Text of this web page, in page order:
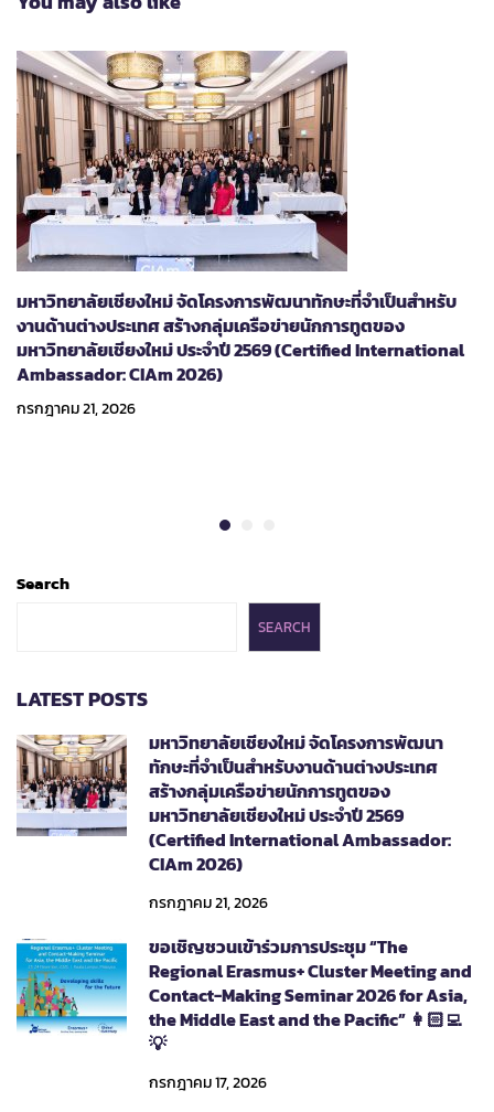
มหาวิทยาลัยเชียงใหม่ จัดโครงการพัฒนาทักษะที่จำเป็นสำหรับ
งานด้านต่างประเทศ สร้างกลุ่มเครือข่ายนักการทูตของ
มหาวิทยาลัยเชียงใหม่ ประจำปี 2569 (Certified International
Ambassador: CIAm 2026)
กรกฎาคม 21, 2026
Search
SEARCH
LATEST POSTS
มหาวิทยาลัยเชียงใหม่ จัดโครงการพัฒนา
ทักษะที่จำเป็นสำหรับงานด้านต่างประเทศ
สร้างกลุ่มเครือข่ายนักการทูตของ
มหาวิทยาลัยเชียงใหม่ ประจำปี 2569
(Certified International Ambassador:
CIAm 2026)
กรกฎาคม 21, 2026
ขอเชิญชวนเข้าร่วมการประชุม “The
Regional Erasmus+ Cluster Meeting and
Contact-Making Seminar 2026 for Asia,
the Middle East and the Pacific” 👩🏻‍💻
💡
กรกฎาคม 17, 2026